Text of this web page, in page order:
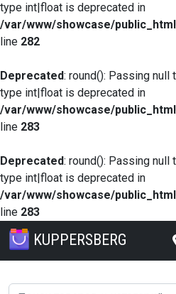
type int|float is deprecated in
/var/www/showcase/
line 282
Deprecated: round(): Passing
type int|float is deprecated in
/var/www/showcase/
line 283
Deprecated: round(): Passing
type int|float is deprecated in
/var/www/showcase/
line 283
KUPPERSBERG